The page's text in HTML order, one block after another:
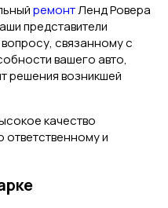
ремонтЛенд Ровера
представители
связанному с
вашего авто,
решения возникшей
качество
ответственному и